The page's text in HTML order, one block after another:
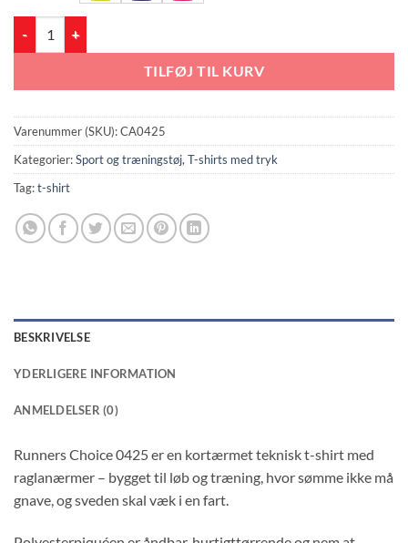
TILFØJ TIL KURV
Varenummer (SKU):CA0425
Kategorier:Sport og træningstøj, T-shirts med tryk
Tag:t-shirt
BESKRIVELSE
YDERLIGERE INFORMATION
ANMELDELSER (0)
Runners Choice 0425 er en kortærmet teknisk t-shirt med
raglanærmer – bygget til løb og træning, hvor sømme ikke må
gnave, og sveden skal væk i en fart.